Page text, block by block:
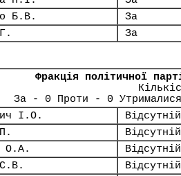
Б.В.
За
За
Фракція політичної
За - 0 Проти - 0
І.О.
Відсутній
Відсутній
О.А.
Відсутній
Відсутній